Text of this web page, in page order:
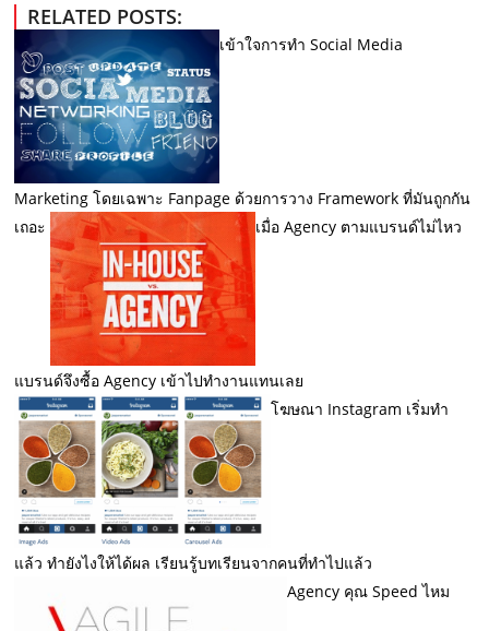
RELATED POSTS:
เข้าใจการทำ Social Media
Marketing โดยเฉพาะ Fanpage ด้วยการวาง Framework ที่มันถูกกัน
เถอะ
เมื่อ Agency ตามแบรนด์ไม่ไหว
แบรนด์จึงซื้อ Agency เข้าไปทำงานแทนเลย
โฆษณา Instagram เริ่มทำ
แล้ว ทำยังไงให้ได้ผล เรียนรู้บทเรียนจากคนที่ทำไปแล้ว
Agency คุณ Speed ไหม